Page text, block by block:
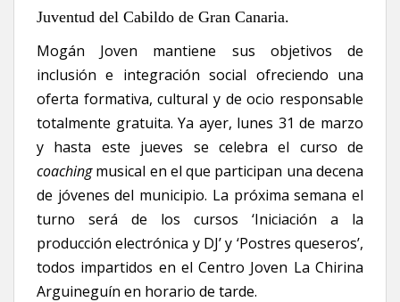
Juventud del Cabildo de Gran Canaria.
Mogán Joven mantiene sus objetivos de
inclusión e integración social ofreciendo una
oferta formativa, cultural y de ocio responsable
totalmente gratuita. Ya ayer, lunes 31 de marzo
y hasta este jueves se celebra el curso de
coachingmusical en el que participan una decena
de jóvenes del municipio. La próxima semana el
turno será de los cursos ‘Iniciación a la
producción electrónica y DJ’ y ‘Postres queseros’,
todos impartidos en el Centro Joven La Chirina
Arguineguín en horario de tarde.